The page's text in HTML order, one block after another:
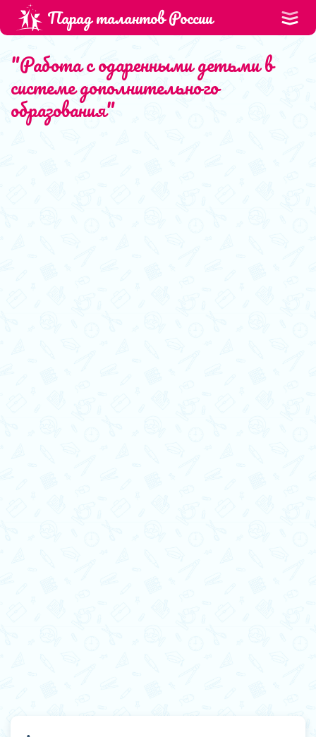
Парад талантов России
"Работа с одаренными детьми в
системе дополнительного
образования"